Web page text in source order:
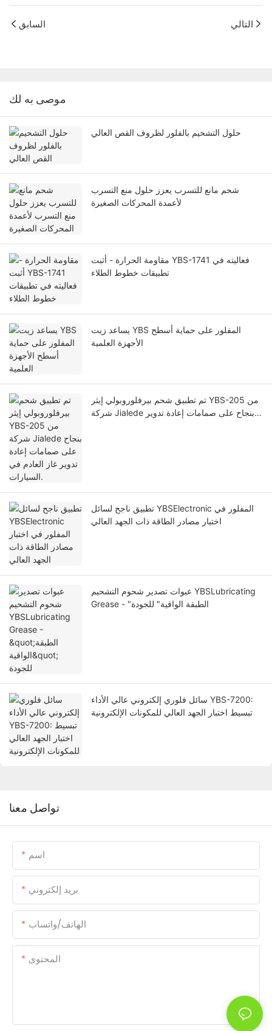
السابق التالي
موصى به لك
حلول التشحيم بالفلور لظروف القص العالي
شحم مانع للتسرب يعزز حلول منع التسرب
لأعمدة المحركات الصغيرة
مقاومة الحرارة - أثبت YBS-1741 فعاليته في
تطبيقات خطوط الطلاء
يساعد زيت YBS المفلور على حماية أسطح
الأجهزة العلمية
تم تطبيق شحم بيرفلوروبولي إيثر YBS-205 من
شركة Jialede بنجاح على صمامات إعادة تدوير
تطبيق ناجح لسائل YBSElectronic المفلور في
اختبار مصادر الطاقة ذات الجهد العالي
عبوات تصدير شحوم التشحيم YBSLubricating
Grease - "الطبقة الواقية" للجودة
سائل فلوري إلكتروني عالي الأداء YBS-7200:
تبسيط اختبار الجهد العالي للمكونات الإلكترونية
تواصل معنا
اسم
بريد إلكتروني
الهاتف/واتساب
المحتوى